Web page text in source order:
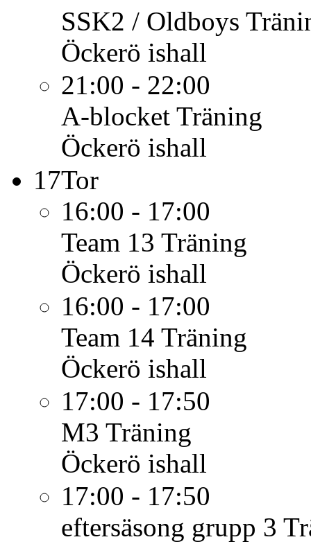
SSK2 / Oldboys
Öckerö ishall
21:00 - 22:00
A-blocket Träning
Öckerö ishall
17Tor
16:00 - 17:00
Team 13 Träning
Öckerö ishall
16:00 - 17:00
Team 14 Träning
Öckerö ishall
17:00 - 17:50
M3 Träning
Öckerö ishall
17:00 - 17:50
eftersäsong grupp 3